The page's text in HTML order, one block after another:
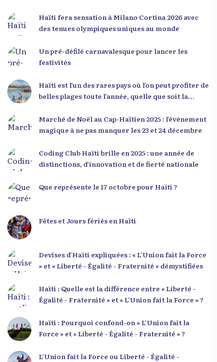
pouvons pas résoudre un problème avec la
mentalité qui l’a créé. » Il a encouragé la jeunesse
sur la discipline, l’excellence et la responsabilité.
Le révérend a également rappelé que la jeunesse
du pays, et qu’un engagement structuré de
seulement 4 % d’entre eux pourrait modifier
seconde intervention, « Jenès la ak responsablite l
», a souligné le lien indissociable entre potentiel et
responsabilité. Le Dr Volcy a invité les jeunes à
devenir des acteurs de transformation dans leurs
communautés, à investir dans leur formation et à
développer un leadership intègre. Appel à un
Haïti fera sensation à Milano Cortina 2026 avec
des tenues olympiques uniques au monde
Un pré-défilé carnavalesque pour lancer les
festivités
Haïti est l’un des rares pays où l’on peut profiter de
belles plages toute l’année, quelle que soit la
Marché de Noël au Cap-Haïtien 2025 : l’événement
magique à ne pas manquer les 23 et 24 décembre
Coding Club Haïti brille en 2025 : une année de
distinctions, d’innovation et de fierté nationale
Que représente le 17 octobre pour Haïti ?
Fêtes et Jours fériés en Haïti
Devises d’Haïti expliquées : « L’Union fait la Force
» et « Liberté - Égalité - Fraternité » démystifiées
Haïti : Quelle est la différence entre « Liberté -
Égalité - Fraternité » et « L’Union fait la Force » ?
Haïti : Pourquoi confond-on « L’Union fait la
Force » et « Liberté - Égalité - Fraternité » ?
L’Union fait la Force ou Liberté - Égalité -